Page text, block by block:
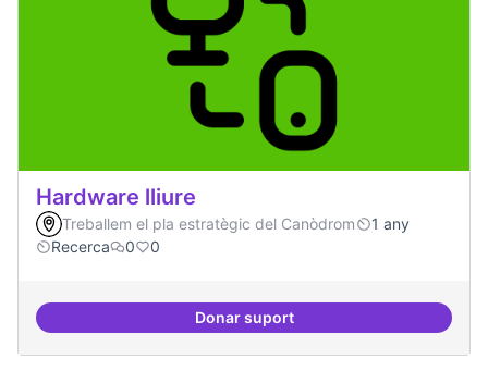
Hardware lliure
Treballem el pla estratègic del Canòdrom
1 any
Recerca
0 0
Donar suportHardware lliure